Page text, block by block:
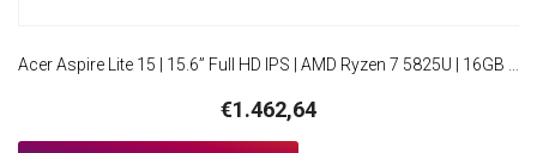
Acer Aspire Lite 15 | 15.6” Full HD IPS | AMD Ryzen 7 5825U | 16GB RAM | 512GB SSD | W11 Pro
€1.462,64